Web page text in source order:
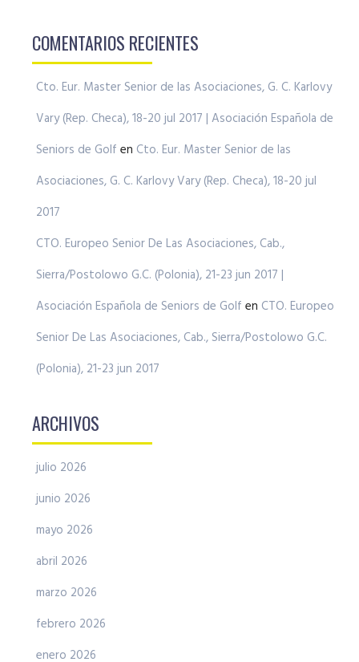
COMENTARIOS RECIENTES
Cto. Eur. Master Senior de las Asociaciones, G. C. Karlovy
Vary (Rep. Checa), 18-20 jul 2017 | Asociación Española de
Seniors de Golf en Cto. Eur. Master Senior de las
Asociaciones, G. C. Karlovy Vary (Rep. Checa), 18-20 jul
2017
CTO. Europeo Senior De Las Asociaciones, Cab.,
Sierra/Postolowo G.C. (Polonia), 21-23 jun 2017 |
Asociación Española de Seniors de Golf en CTO. Europeo
Senior De Las Asociaciones, Cab., Sierra/Postolowo G.C.
(Polonia), 21-23 jun 2017
ARCHIVOS
julio 2026
junio 2026
mayo 2026
abril 2026
marzo 2026
febrero 2026
enero 2026